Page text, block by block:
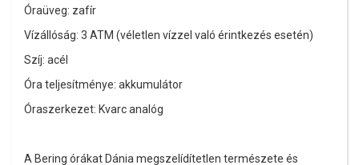
Óraüveg: zafír
Vízállóság: 3 ATM (véletlen vízzel való érintkezés esetén)
Szíj: acél
Óra teljesítménye: akkumulátor
Óraszerkezet: Kvarc analóg
A Bering órákat Dánia megszelídítetlen természete és